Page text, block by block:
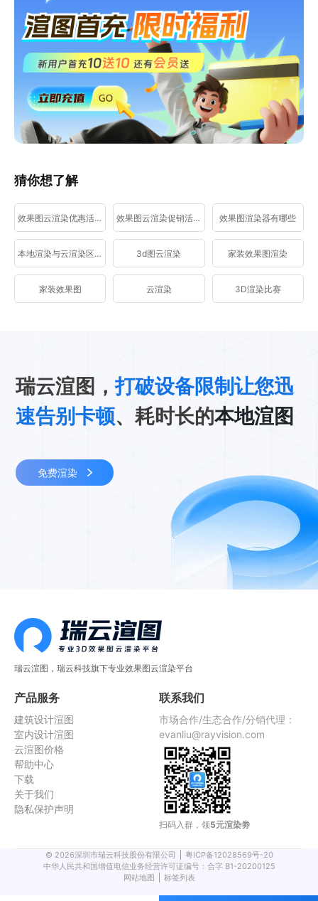
猜你想了解
效果图云渲染优惠活动 效果图云渲染促销活动 效果图渲染器有哪些
本地渲染与云渲染区别 3d图云渲染 家装效果图渲染
家装效果图 云渲染 3D渲染比赛
瑞云渲图，打破设备限制让您迅
速告别卡顿、耗时长的本地渲图
免费渲染
瑞云渲图，瑞云科技旗下专业效果图云渲染平台
产品服务
建筑设计渲图
室内设计渲图
云渲图价格
帮助中心
下载
关于我们
隐私保护声明
联系我们
市场合作/生态合作/分销代理：
evanliu@rayvision.com
扫码入群，领5元渲染劵
© 2026深圳市瑞云科技股份有限公司
粤ICP备12028569号-20
中华人民共和国增值电信业务经营许可证编号：合字 B1-20200125
网站地图
标签列表